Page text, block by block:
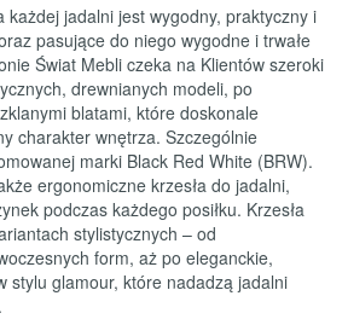
każdej jadalni jest wygodny, praktyczny i
pasujące do niego wygodne i trwałe
Świat Mebli czeka na Klientów szeroki
drewnianych modeli, po
blatami, które doskonale
charakter wnętrza. Szczególnie
marki Black Red White (BRW).
ergonomiczne krzesła do jadalni,
podczas każdego posiłku. Krzesła
stylistycznych – od
form, aż po eleganckie,
stylu glamour, które nadadzą jadalni